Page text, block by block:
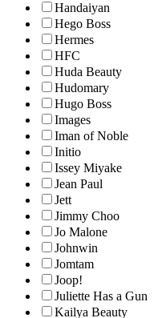
Handaiyan
Hego Boss
Hermes
HFC
Huda Beauty
Hudomary
Hugo Boss
Images
Iman of Noble
Initio
Issey Miyake
Jean Paul
Jett
Jimmy Choo
Jo Malone
Johnwin
Jomtam
Joop!
Juliette Has a Gun
Kailya Beauty